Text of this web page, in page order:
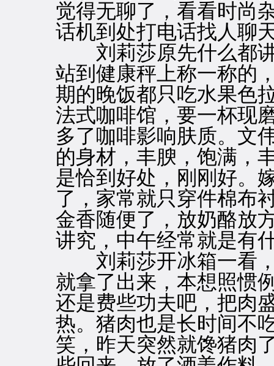
觉得无聊了，看看时尚
话机到处打电话找人聊
刘莉莎原先什么都讲
站到健康秤上称一称的
期的晚饭都只吃水果色
法式咖啡馆，要一杯现
多了咖啡影响肤质。文
的身材，丰腴，饱满，
是恰到好处，刚刚好。
了，家常就只穿件棉布
金香随便了，放奶酪放
讲究，中午经常就是有
刘莉莎开冰箱一看，
就拿了出来，本想照惯
还是费些功夫吧，把肉
热。猪肉也是长时间不
笑，昨天突然就馋猪肉